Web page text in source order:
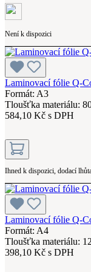
Není k dispozici
Laminovací fólie Q-
Formát: A3
Tloušťka materiálu:
584,10 Kč s DPH
Ihned k dispozici, dodací
Laminovací fólie Q-
Formát: A4
Tloušťka materiálu:
398,10 Kč s DPH